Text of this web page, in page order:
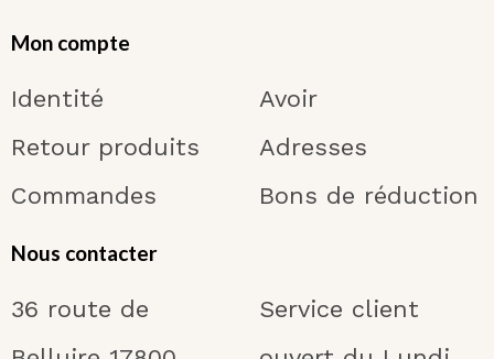
Mon compte
Identité
Retour produits
Commandes
Avoir
Adresses
Bons de réduction
Nous contacter
36 route de
Service client